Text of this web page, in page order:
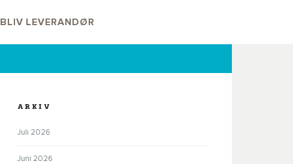
BLIV LEVERANDØR
ARKIV
Juli 2026
Juni 2026